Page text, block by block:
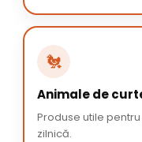
🐔
Animale de
Produse utile
zilnică.